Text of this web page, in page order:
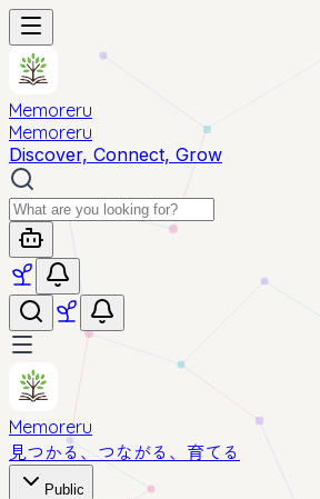
Memoreru
Memoreru
Discover, Connect, Grow
Memoreru
見つかる、つながる、育てる
Public